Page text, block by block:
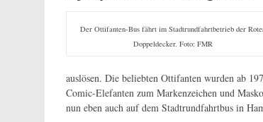
Der Ottifanten-Bus fährt im Stadtrundfahrtbetrieb der
Doppeldecker. Foto: FMR
auslösen. Die beliebten Ottifanten wurden ab
Comic-Elefanten zum Markenzeichen und
nun eben auch auf dem Stadtrundfahrtbus in